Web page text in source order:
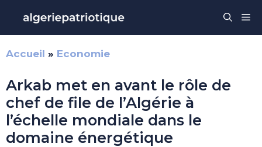
contenu
Accueil » Economie
Arkab met en avant le rôle de
chef de file de l’Algérie à
l’échelle mondiale dans le
domaine énergétique